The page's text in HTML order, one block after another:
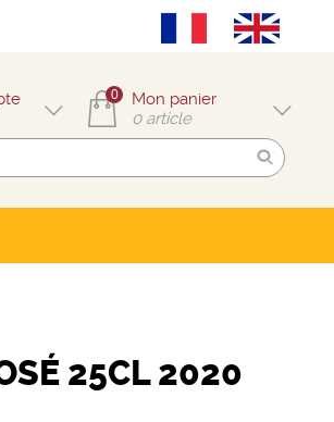
0
Mon panier
0 article
25CL 2020